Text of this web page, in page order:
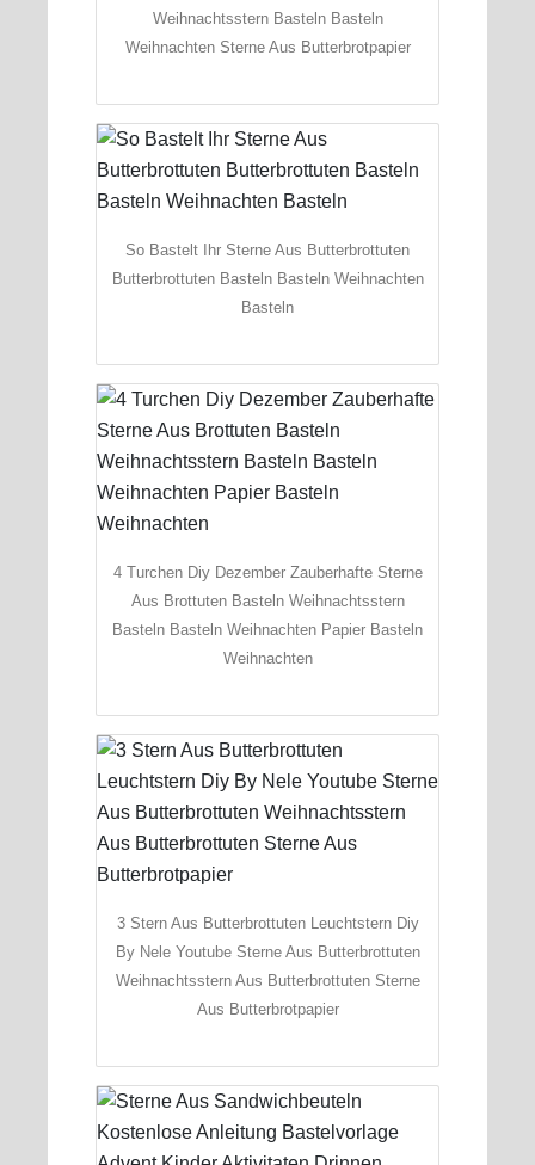
Weihnachtsstern Basteln Basteln
Weihnachten Sterne Aus Butterbrotpapier
So Bastelt Ihr Sterne Aus Butterbrottuten
Butterbrottuten Basteln Basteln Weihnachten
Basteln
4 Turchen Diy Dezember Zauberhafte Sterne
Aus Brottuten Basteln Weihnachtsstern
Basteln Basteln Weihnachten Papier Basteln
Weihnachten
3 Stern Aus Butterbrottuten Leuchtstern Diy
By Nele Youtube Sterne Aus Butterbrottuten
Weihnachtsstern Aus Butterbrottuten Sterne
Aus Butterbrotpapier